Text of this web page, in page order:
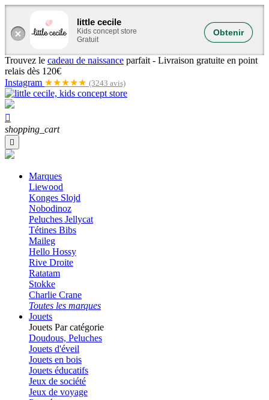
little cecile
Kids concept store
Gratuit
Obtenir
Trouvez le cadeau de naissance parfait - Livraison gratuite en point
relais dès 120€
Instagram ★★★★★ (3243 avis)

shopping_cart

Marques
Liewood
Konges Slojd
Nobodinoz
Peluches Jellycat
Tétines Bibs
Maileg
Hello Hossy
Rive Droite
Ratatam
Stokke
Charlie Crane
Toutes les marques
Jouets
Jouets Par catégorie
Doudous, Peluches
Jouets d'éveil
Jouets en bois
Jouets éducatifs
Jeux de société
Jeux de voyage